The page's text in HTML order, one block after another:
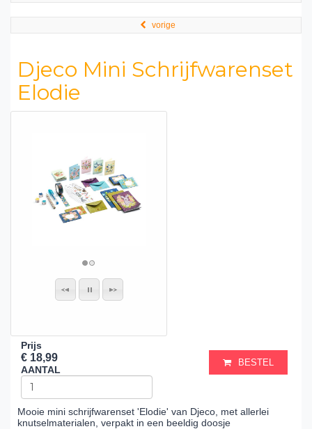
vorige
Djeco Mini Schrijfwarenset
Elodie
Prijs
€ 18,99
AANTAL
BESTEL
Mooie mini schrijfwarenset 'Elodie' van Djeco, met allerlei
knutselmaterialen, verpakt in een beeldig doosje